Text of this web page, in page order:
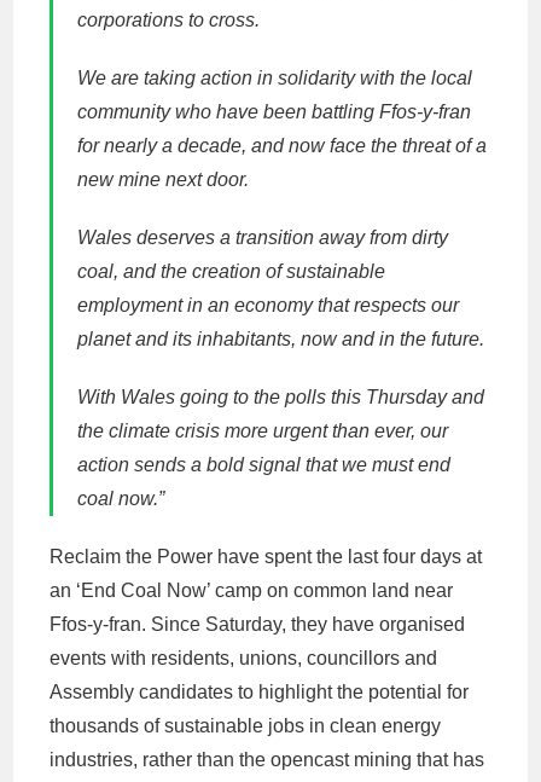
corporations to cross.
We are taking action in solidarity with the local
community who have been battling Ffos-y-fran
for nearly a decade, and now face the threat of a
new mine next door.
Wales deserves a transition away from dirty
coal, and the creation of sustainable
employment in an economy that respects our
planet and its inhabitants, now and in the future.
With Wales going to the polls this Thursday and
the climate crisis more urgent than ever, our
action sends a bold signal that we must end
coal now.”
Reclaim the Power have spent the last four days at
an ‘End Coal Now’ camp on common land near
Ffos-y-fran. Since Saturday, they have organised
events with residents, unions, councillors and
Assembly candidates to highlight the potential for
thousands of sustainable jobs in clean energy
industries, rather than the opencast mining that has